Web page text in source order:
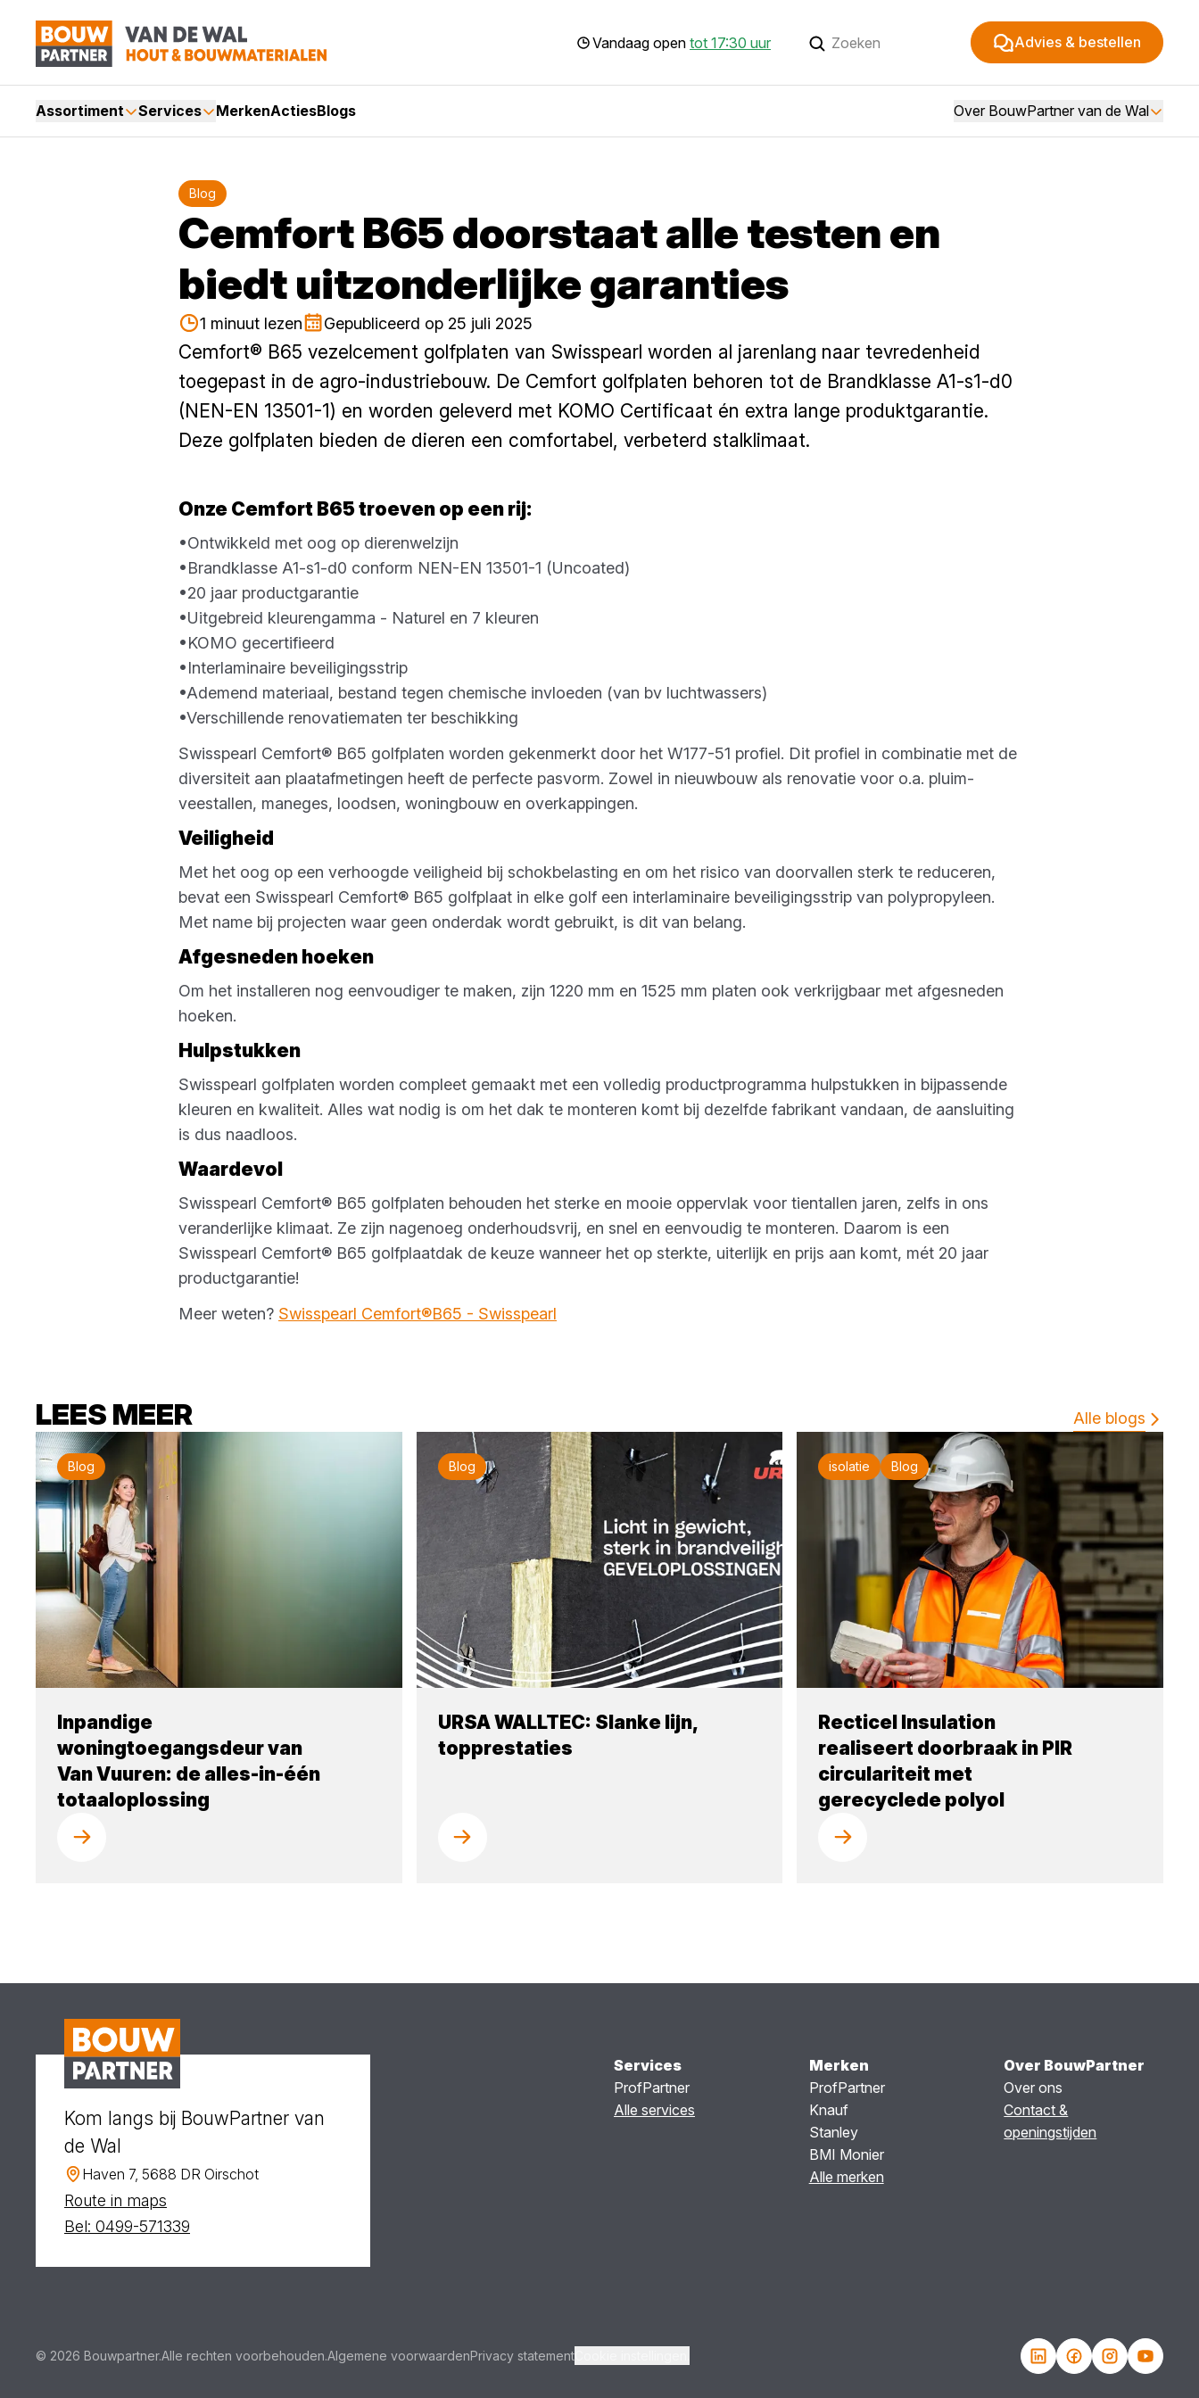
Vandaag open tot 17:30 uur Advies & bestellen
Assortiment Services MerkenActiesBlogs Over BouwPartner van de Wal
Blog
Cemfort B65 doorstaat alle testen en
biedt uitzonderlijke garanties
1 minuut lezen Gepubliceerd op 25 juli 2025
Cemfort® B65 vezelcement golfplaten van Swisspearl worden al jarenlang naar tevredenheid
toegepast in de agro-industriebouw. De Cemfort golfplaten behoren tot de Brandklasse A1-s1-d0
(NEN-EN 13501-1) en worden geleverd met KOMO Certificaat én extra lange produktgarantie.
Deze golfplaten bieden de dieren een comfortabel, verbeterd stalklimaat.
Onze Cemfort B65 troeven op een rij:
•Ontwikkeld met oog op dierenwelzijn
•Brandklasse A1-s1-d0 conform NEN-EN 13501-1 (Uncoated)
•20 jaar productgarantie
•Uitgebreid kleurengamma - Naturel en 7 kleuren
•KOMO gecertifieerd
•Interlaminaire beveiligingsstrip
•Ademend materiaal, bestand tegen chemische invloeden (van bv luchtwassers)
•Verschillende renovatiematen ter beschikking
Swisspearl Cemfort® B65 golfplaten worden gekenmerkt door het W177-51 profiel. Dit profiel in combinatie met de
diversiteit aan plaatafmetingen heeft de perfecte pasvorm. Zowel in nieuwbouw als renovatie voor o.a. pluim-
veestallen, maneges, loodsen, woningbouw en overkappingen.
Veiligheid
Met het oog op een verhoogde veiligheid bij schokbelasting en om het risico van doorvallen sterk te reduceren,
bevat een Swisspearl Cemfort® B65 golfplaat in elke golf een interlaminaire beveiligingsstrip van polypropyleen.
Met name bij projecten waar geen onderdak wordt gebruikt, is dit van belang.
Afgesneden hoeken
Om het installeren nog eenvoudiger te maken, zijn 1220 mm en 1525 mm platen ook verkrijgbaar met afgesneden
hoeken.
Hulpstukken
Swisspearl golfplaten worden compleet gemaakt met een volledig productprogramma hulpstukken in bijpassende
kleuren en kwaliteit. Alles wat nodig is om het dak te monteren komt bij dezelfde fabrikant vandaan, de aansluiting
is dus naadloos.
Waardevol
Swisspearl Cemfort® B65 golfplaten behouden het sterke en mooie oppervlak voor tientallen jaren, zelfs in ons
veranderlijke klimaat. Ze zijn nagenoeg onderhoudsvrij, en snel en eenvoudig te monteren. Daarom is een
Swisspearl Cemfort® B65 golfplaatdak de keuze wanneer het op sterkte, uiterlijk en prijs aan komt, mét 20 jaar
productgarantie!
Meer weten? Swisspearl Cemfort®B65 - Swisspearl
LEES MEER Alle blogs
Blog
Inpandige
woningtoegangsdeur van
Van Vuuren: de alles-in-één
totaaloplossing
Blog
URSA WALLTEC: Slanke lijn,
topprestaties
isolatie Blog
Recticel Insulation
realiseert doorbraak in PIR
circulariteit met
gerecyclede polyol
Kom langs bij BouwPartner van
de Wal
Haven 7, 5688 DR Oirschot
Route in maps
Bel: 0499-571339
Services
ProfPartner
Alle services
Merken
ProfPartner
Knauf
Stanley
BMI Monier
Alle merken
Over BouwPartner
Over ons
Contact &
openingstijden
© 2026 Bouwpartner.Alle rechten voorbehouden.Algemene voorwaardenPrivacy statement